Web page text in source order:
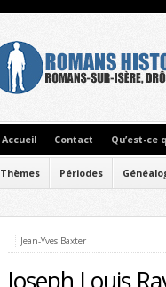
Accueil Contact Qu’est-ce
Thèmes Périodes
Jean-Yves Baxter